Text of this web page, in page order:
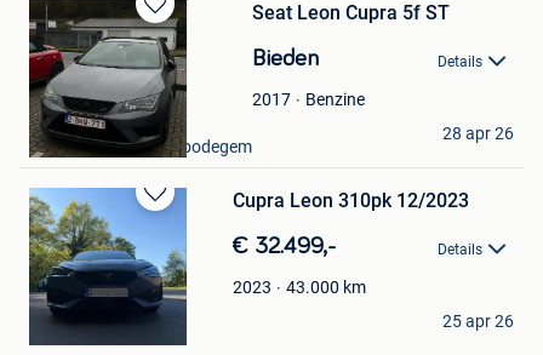
Bewaren
in
Mijn
Favorieten
Seat Leon Cupra 5f ST
Bieden Details
2017
Benzine
Ivone Fernandes
Haaltert + Deel Erembodegem
28 apr 26
Bewaren
in
Mijn
Favorieten
Cupra Leon 310pk 12/2023
€ 32.499,- Details
2023 43.000 km
Danny
Genk
25 apr 26